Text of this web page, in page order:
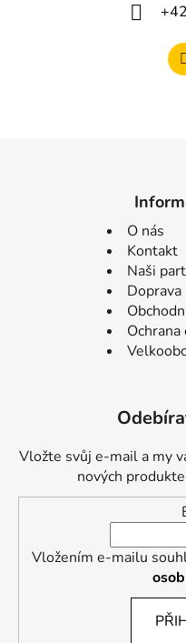
O nás
Kontakt
Naši
Vložte svůj e-mail a my
nových
Vložením e-mailu